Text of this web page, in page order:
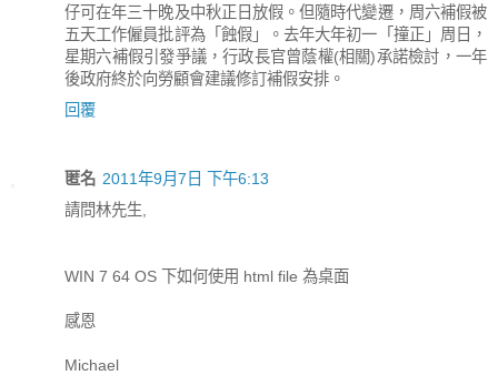
仔可在年三十晚及中秋正日放假。但隨時代變遷，周六補假被
五天工作僱員批評為「蝕假」。去年大年初一「撞正」周日，
星期六補假引發爭議，行政長官曾蔭權(相關)承諾檢討，一年
後政府終於向勞顧會建議修訂補假安排。
回覆
匿名 2011年9月7日 下午6:13
請問林先生,
WIN 7 64 OS 下如何使用 html file 為桌面
感恩
Michael